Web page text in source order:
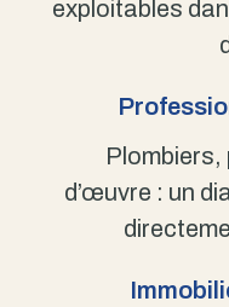
exploitables
d’œuvre : un